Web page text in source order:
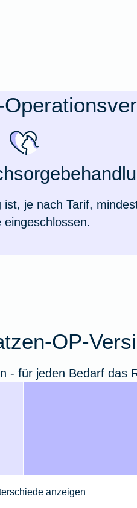
ist, je nach Tarif,
eingeschlossen.
OP-
- für jeden Bedarf das
anzeigen